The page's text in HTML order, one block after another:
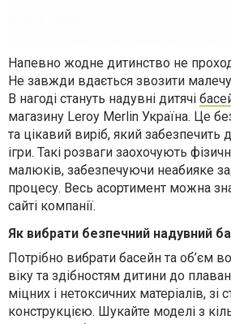
Напевно жодне дитинство не
Не завжди вдається звозити малечу
В нагоді стануть надувні дитячі
магазину Leroy Merlin Україна. Це
та цікавий виріб, який забезпечить
ігри. Такі розваги заохочують
малюків, забезпечуючи неабияке
процесу. Весь асортимент можна
сайті компанії.
Як вибрати безпечний надувний
Потрібно вибрати басейн та об’єм
віку та здібностям дитини до
міцних і нетоксичних матеріалів, зі
конструкцією. Шукайте моделі з